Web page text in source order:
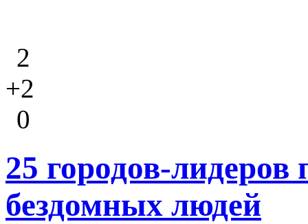
2
+2
0
25 городов-лидеров
бездомных людей